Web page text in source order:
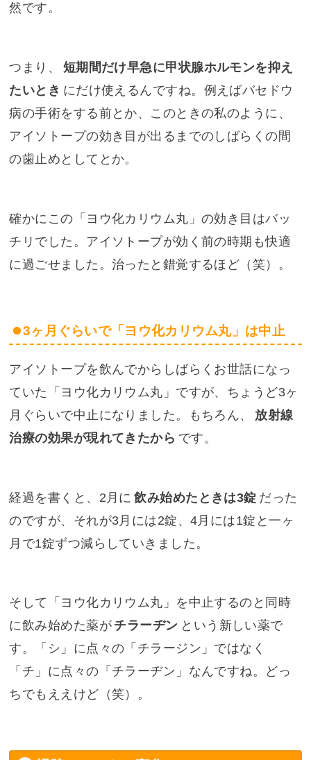
然です。
つまり、
短期間だけ早急に甲状腺ホルモンを抑え
たいとき にだけ使えるんですね。例えばバセドウ
病の手術をする前とか、このときの私のように、
アイソトープの効き目が出るまでのしばらくの間
の歯止めとしてとか。
確かにこの「ヨウ化カリウム丸」の効き目はバッ
チリでした。アイソトープが効く前の時期も快適
に過ごせました。治ったと錯覚するほど（笑）。
3ヶ月ぐらいで「ヨウ化カリウム丸」は中止
アイソトープを飲んでからしばらくお世話になっ
ていた「ヨウ化カリウム丸」ですが、ちょうど3ヶ
月ぐらいで中止になりました。もちろん、
放射線
治療の効果が現れてきたから です。
経過を書くと、2月に 飲み始めたときは3錠 だった
のですが、それが3月には2錠、4月には1錠と一ヶ
月で1錠ずつ減らしていきました。
そして「ヨウ化カリウム丸」を中止するのと同時
に飲み始めた薬が チラーヂン という新しい薬で
す。「シ」に点々の「チラージン」ではなく
「チ」に点々の「チラーヂン」なんですね。どっ
ちでもええけど（笑）。